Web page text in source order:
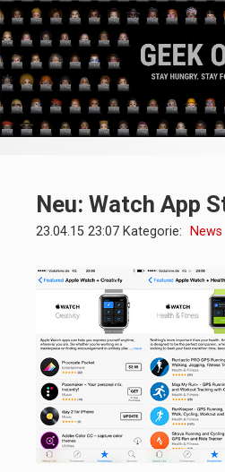
Neu: Watch App
23.04.15 23:07 Kategorie: News